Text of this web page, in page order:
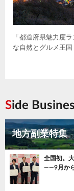
「都道府県魅力度
な自然とグルメ王国
Side
地方副業特集
全国初。
——9月か